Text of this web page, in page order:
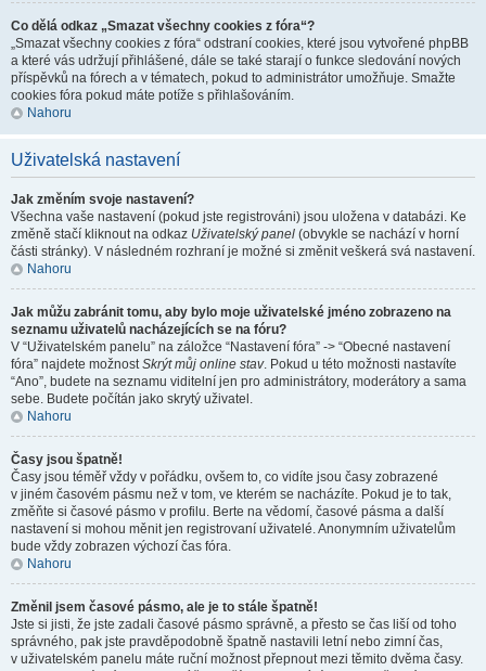
Co dělá odkaz „Smazat všechny cookies z fóra“?
„Smazat všechny cookies z fóra“ odstraní cookies, které jsou vytvořené phpBB
a které vás udržují přihlášené, dále se také starají o funkce sledování nových
příspěvků na fórech a v tématech, pokud to administrátor umožňuje. Smažte
cookies fóra pokud máte potíže s přihlašováním.
Nahoru
Uživatelská nastavení
Jak změním svoje nastavení?
Všechna vaše nastavení (pokud jste registrováni) jsou uložena v databázi. Ke
změně stačí kliknout na odkaz Uživatelský panel (obvykle se nachází v horní
části stránky). V následném rozhraní je možné si změnit veškerá svá nastavení.
Nahoru
Jak můžu zabránit tomu, aby bylo moje uživatelské jméno zobrazeno na
seznamu uživatelů nacházejících se na fóru?
V “Uživatelském panelu” na záložce “Nastavení fóra” -> “Obecné nastavení
fóra” najdete možnostSkrýt můj online stav. Pokud u této možnosti nastavíte
“Ano”, budete na seznamu viditelní jen pro administrátory, moderátory a sama
sebe. Budete počítán jako skrytý uživatel.
Nahoru
Časy jsou špatně!
Časy jsou téměř vždy v pořádku, ovšem to, co vidíte jsou časy zobrazené
v jiném časovém pásmu než v tom, ve kterém se nacházíte. Pokud je to tak,
změňte si časové pásmo v profilu. Berte na vědomí, časové pásma a další
nastavení si mohou měnit jen registrovaní uživatelé. Anonymním uživatelům
bude vždy zobrazen výchozí čas fóra.
Nahoru
Změnil jsem časové pásmo, ale je to stále špatně!
Jste si jisti, že jste zadali časové pásmo správně, a přesto se čas liší od toho
správného, pak jste pravděpodobně špatně nastavili letní nebo zimní čas,
v uživatelském panelu máte ruční možnost přepnout mezi těmito dvěma časy.